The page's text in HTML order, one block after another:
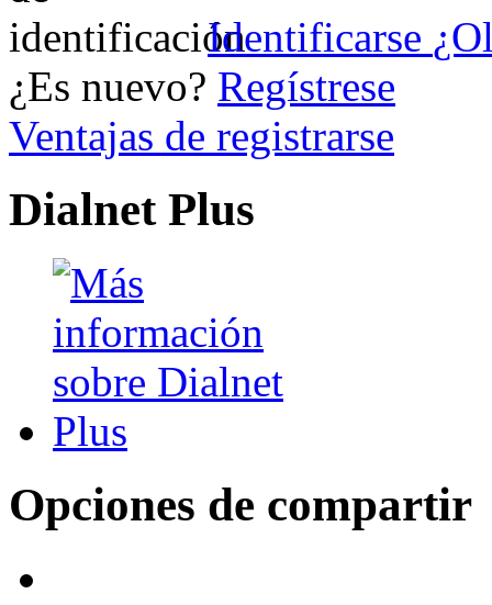
Identificarse
¿Es nuevo? Regístrese
Ventajas de registrarse
Dialnet Plus
Opciones de compartir